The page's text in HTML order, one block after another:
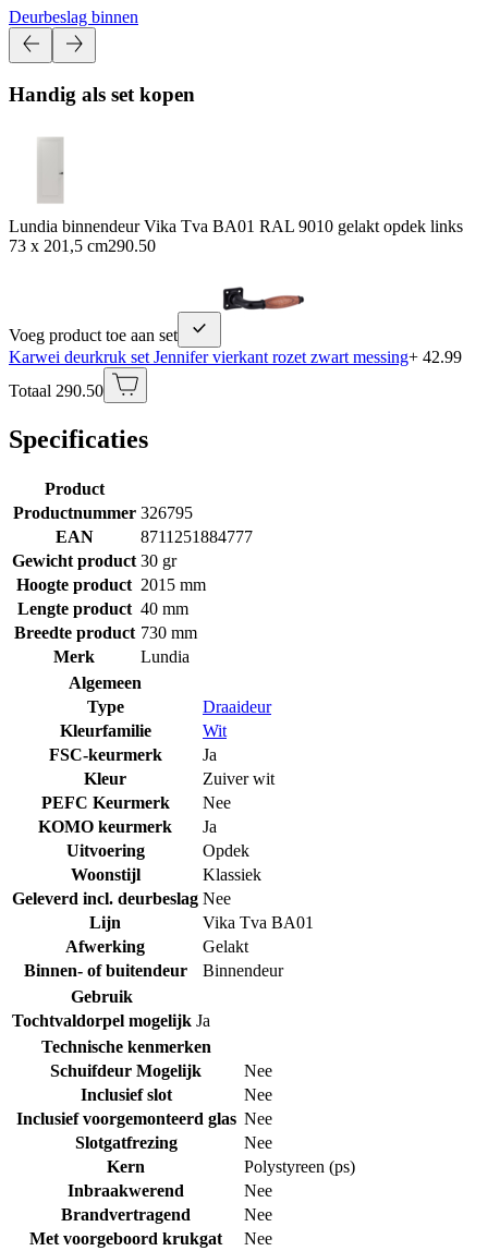
Deurbeslag binnen
Handig als set kopen
Lundia binnendeur Vika Tva BA01 RAL 9010 gelakt opdek links
73 x 201,5 cm290.50
Voeg product toe aan set
Karwei deurkruk set Jennifer vierkant rozet zwart messing+ 42.99
Totaal 290.50
Specificaties
Product
Productnummer 326795
EAN
8711251884777
Gewicht product 30 gr
Hoogte product 2015 mm
Lengte product 40 mm
Breedte product 730 mm
Merk
Lundia
Algemeen
Type
Draaideur
Kleurfamilie
Wit
FSC-keurmerk
Ja
Kleur
Zuiver wit
PEFC Keurmerk
Nee
KOMO keurmerk
Ja
Uitvoering
Opdek
Woonstijl
Klassiek
Geleverd incl. deurbeslag Nee
Lijn
Vika Tva BA01
Afwerking
Gelakt
Binnen- of buitendeur
Binnendeur
Gebruik
Tochtvaldorpel mogelijk Ja
Technische kenmerken
Schuifdeur Mogelijk
Nee
Inclusief slot
Nee
Inclusief voorgemonteerd glas Nee
Slotgatfrezing
Nee
Kern
Polystyreen (ps)
Inbraakwerend
Nee
Brandvertragend
Nee
Met voorgeboord krukgat
Nee